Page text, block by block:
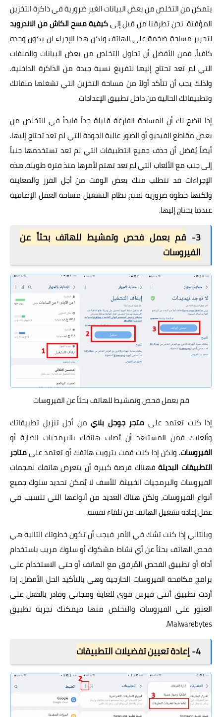
يتمكن من التخلص من بعض البيانات الغير ضرورية في ذاكرة التخزين
المؤقتة. نحن تطرقنا من قبل إلىكيفية مسح الكاش من الاندرويد
لتحرير مساحة ضخمة على الهاتف ولكن هذا الإجراء لن يكون وحده
كافياً. فمن الأفضل أن تحاول التخلص من بعض البيانات والملفات
التي لم تعد تحتاج إليها لتفريغ نسبة جيدة من الذاكرة الداخلية.
ولذلك يجب أن تتأكد أولاً من مساحة التخزين التي تشغلها ملفاتك
وتطبيقاتك الحالية من داخل تطبيق الإعدادات.
إذا اتضح لك أن المساحة الفارغة قليلة جداً فابدأ في التخلص من
بعض مقاطع الفيديو أو الصور عالية الجودة التي لم تعد تحتاج إليها.
أيضاً يُفضل أن حذف جميع التطبيقات التي لم تعد تستخدمها جنباً
إلى جنب مع الألعاب التي لم تعد تهتم لأمرها منذ فترة طويلة. هذه
الإجراءات قد تتطلب منك بعض الوقت من أجل الفرز والمعاينة
ولكنها خطوة ضرورية لمنح نظام التشغيل مساحة العمل الإضافية
عندما يحتاج إليها.
3-
قم بعمل فحص وتمشيط للهاتف بحثاً عن
الفيروسات
قم بعمل فحص وتمشيط للهاتف بحثاً عن الفيروسات
إذا كنت تعتمد على متجر جوجل بلاي من أجل تنزيل تطبيقاتك
وألعابك فمن المستبعد أن يُصاب هاتفك بالبرمجيات الضارة أو
الفيروسات. ولكن إذا كنت قمت بترويت هاتفك أو تعتمد علىمتاجر
التطبيقات البديلةفهناك فرصة كبيرة أن يتعرض هاتفك لهجمات
الفيروسات والبرمجيات الخبيثة. للأسف لا يُمكن تحديد سلوك جميع
أنواع الفيروسات، ولكن هناك العديد من أنواعها التي تتسبب في
عمل إعادة تشغيل الهاتف من تلقاء نفسه.
وبالتالي إذا كنت تشك في الأمر فيجب أن تكون خطوتك التالية هي
فحص الهاتف بحثاً عن أي نشاط مشكوك أو سلوك مريب باستخدام
أداة أو تطبيق الفحص المُرفق مع الهاتف أو حتى الاستخدام على
برامج مكافحة الفيروسات الخارجية وهي بالتأكيد الحل الأفضل. إذا
أردت تطبيق أنتي فيرس قوي للغاية ومجاني وقادر بالفعل على
العثور على الفيروسات والتخلص منها فيمكنك تجربة تطبيق
Malwarebytes
.
4- إعادة تعيين تفضيلات التطبيقات